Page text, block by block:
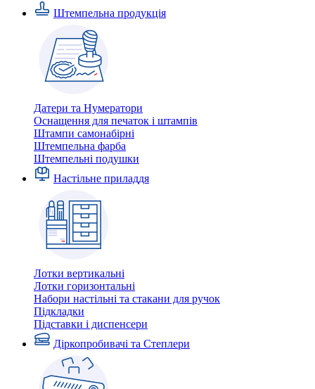
Штемпельна продукція
Датери та Нумератори
Оснащення для печаток і штампів
Штампи самонабірні
Штемпельна фарба
Штемпельні подушки
Настільне приладдя
Лотки вертикальні
Лотки горизонтальні
Набори настільні та стакани для ручок
Підкладки
Підставки і диспенсери
Діркопробивачі та Степлери